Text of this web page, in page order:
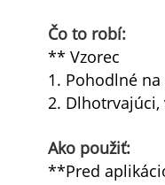
Čo to robí:
** Vzorec
1. Pohodlné
2.
Ako použiť:
**Pred